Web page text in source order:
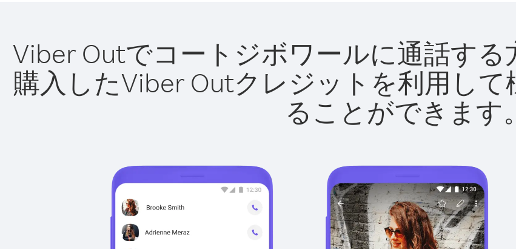
Viber Outでコートジボワールに通話する
購入したViber Outクレジットを利用し
ることができます。